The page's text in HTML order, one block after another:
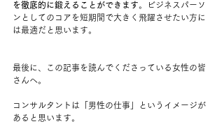
を徹底的に鍛えることができます。ビジネスパーソ
ンとしてのコアを短期間で大きく飛躍させたい方に
は最適だと思います。
最後に、この記事を読んでくださっている女性の皆
さんへ。
コンサルタントは「男性の仕事」というイメージが
あると思います。